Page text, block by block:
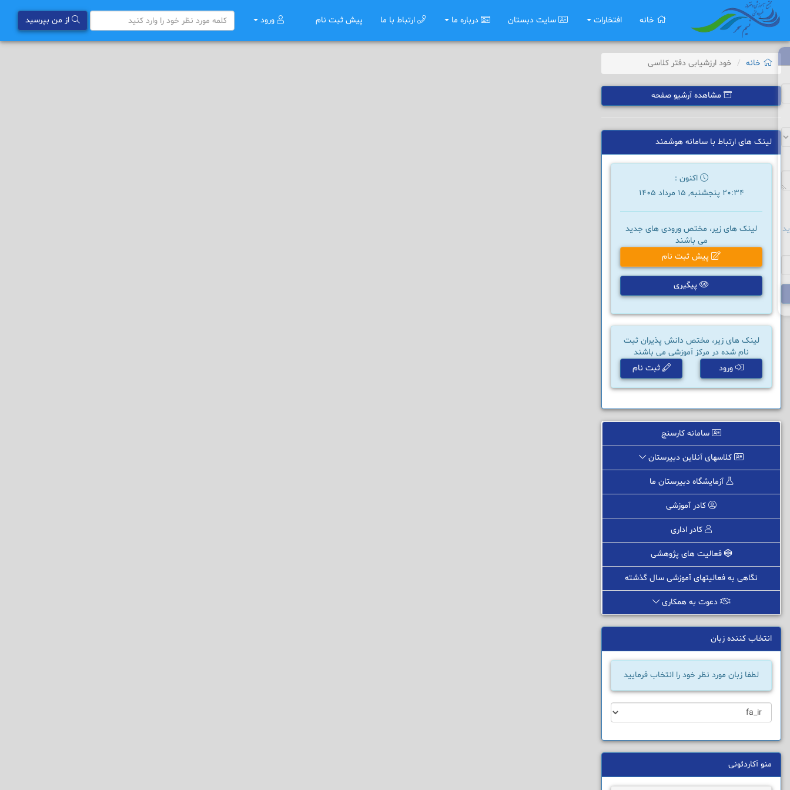
خانه افتخارات سایت دبستان درباره ما ارتباط با ما پیش ثبت نام از من بپرسید ورود
خانه خود ارزشیابی دفتر کلاسی
مشاهده آرشیو صفحه
لینک های ارتباط با سامانه هوشمند
اکنون :
20:34 پنجشنبه, 15 مرداد 1405
لینک های زیر، مختص ورودی های جدید
می باشند
پیش ثبت نام
پیگیری
لینک های زیر، مختص دانش پذیران ثبت
نام شده در مرکز آموزشی می باشند
ورود
ثبت نام
سامانه کارسنج
کلاسهای آنلاین دبیرستان
آزمایشگاه دبیرستان ما
کادر آموزشی
کادر اداری
فعالیت های پژوهشی
نگاهی به فعالیتهای آموزشی سال گذشته
دعوت به همکاری
انتخاب کننده زبان
لطفا زبان مورد نظر خود را انتخاب فرمایید
منو آکاردئونی